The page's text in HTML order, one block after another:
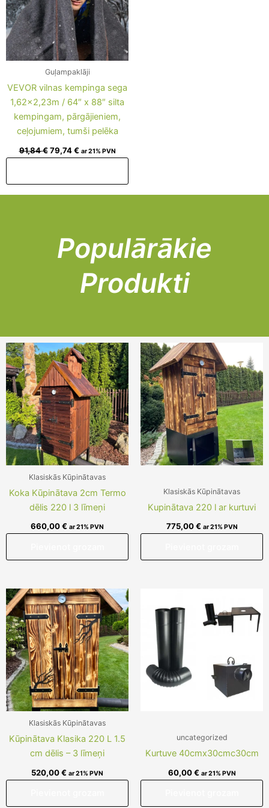
Guļampaklāji
VEVOR vilnas kempinga sega
1,62×2,23m / 64″ x 88″ silta
kempingam, pārgājieniem,
ceļojumiem, tumši pelēka
91,84€ 79,74€ ar 21% PVN
Populārākie
Produkti
Klasiskās Kūpinātavas
Koka Kūpinātava 2cm Termo
dēlis 220 l 3 līmeņi
660,00€ ar 21% PVN
Klasiskās Kūpinātavas
Kupinātava 220 l ar kurtuvi
775,00€ ar 21% PVN
Klasiskās Kūpinātavas
Kūpinātava Klasika 220 L 1.5
cm dēlis – 3 līmeņi
520,00€ ar 21% PVN
uncategorized
Kurtuve 40cmx30cmc30cm
60,00€ ar 21% PVN